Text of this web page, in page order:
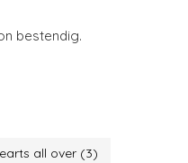
bestendig.
all over (3)